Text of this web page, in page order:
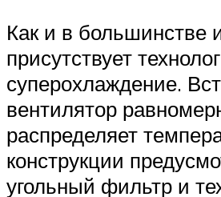
Как и в большинстве
присутствует
суперохлаждение.
вентилятор
распределяет
конструкции
угольный фильтр и